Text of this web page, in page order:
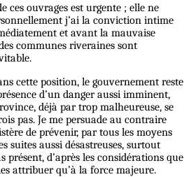
ces ouvrages est urgente ; elle ne
j’ai la conviction intime
et avant la mauvaise
communes riveraines sont
cette position, le gouvernement reste
d’un danger aussi imminent,
déjà par trop malheureuse, se
pas. Je me persuade au contraire
de prévenir, par tous les moyens
suites aussi désastreuses, surtout
présent, d’après les considérations que
attribuer qu’à la force majeure.